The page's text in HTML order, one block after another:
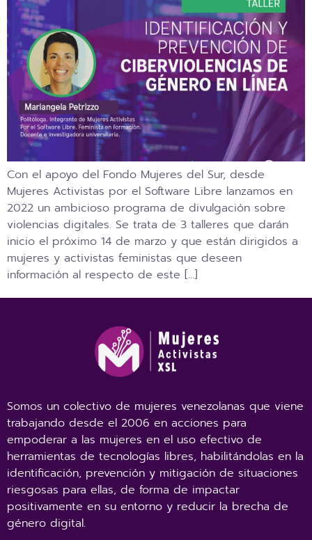
Con el apoyo del Fondo Mujeres del Sur, desde
Mujeres Activistas por el Software Libre lanzamos en
2022 un ambicioso programa de divulgación sobre
violencias digitales. Se trata de 3 talleres que darán
inicio el próximo 14 de marzo y que están dirigidos a
mujeres y activistas feministas que deseen
información al respecto de este […]
Somos un colectivo de mujeres venezolanas que viene
trabajando desde el 2006 en acciones para
empoderar a las mujeres en el uso efectivo de
herramientas de tecnologías libres, habilitándolas en la
identificación, prevención y mitigación de situaciones
riesgosas para ellas, de forma de impactar
positivamente en su entorno y reducir la brecha de
género digital.